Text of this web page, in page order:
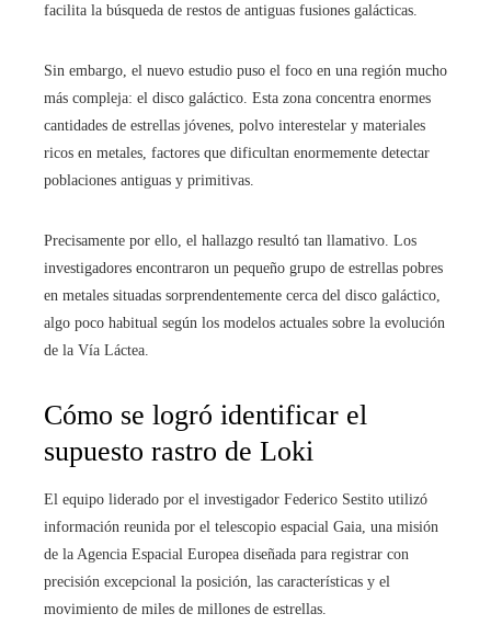
facilita la búsqueda de restos de antiguas fusiones galácticas.
Sin embargo, el nuevo estudio puso el foco en una región mucho
más compleja: el disco galáctico. Esta zona concentra enormes
cantidades de estrellas jóvenes, polvo interestelar y materiales
ricos en metales, factores que dificultan enormemente detectar
poblaciones antiguas y primitivas.
Precisamente por ello, el hallazgo resultó tan llamativo. Los
investigadores encontraron un pequeño grupo de estrellas pobres
en metales situadas sorprendentemente cerca del disco galáctico,
algo poco habitual según los modelos actuales sobre la evolución
de la Vía Láctea.
Cómo se logró identificar el
supuesto rastro de Loki
El equipo liderado por el investigador Federico Sestito utilizó
información reunida por el telescopio espacial Gaia, una misión
de la Agencia Espacial Europea diseñada para registrar con
precisión excepcional la posición, las características y el
movimiento de miles de millones de estrellas.